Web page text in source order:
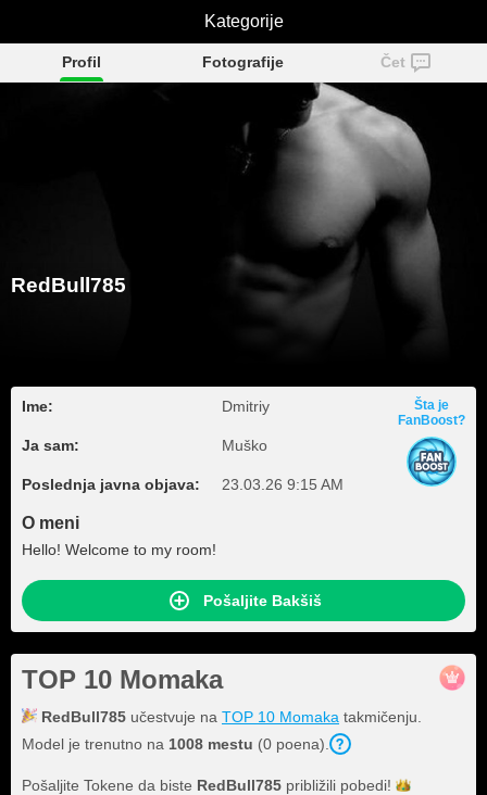
RedBull785
Profil Fotografije Čet
RedBull785
Ime: Dmitriy
Ja sam: Muško
Poslednja javna objava: 23.03.26 9:15 AM
Šta je
FanBoost?
O meni
Hello! Welcome to my room!
Pošaljite Bakšiš
TOP 10 Momaka
RedBull785 učestvuje na TOP 10 Momaka takmičenju.
Model je trenutno na 1008 mestu (0 poena).
Pošaljite Tokene da biste RedBull785 približili pobedi!
Kategorije